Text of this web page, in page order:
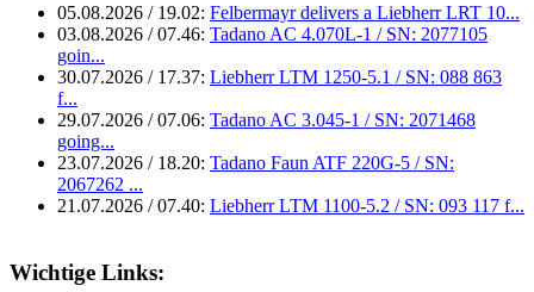
05.08.2026 / 19.02: Felbermayr delivers a Liebherr LRT 10...
03.08.2026 / 07.46: Tadano AC 4.070L-1 / SN: 2077105
goin...
30.07.2026 / 17.37: Liebherr LTM 1250-5.1 / SN: 088 863
f...
29.07.2026 / 07.06: Tadano AC 3.045-1 / SN: 2071468
going...
23.07.2026 / 18.20: Tadano Faun ATF 220G-5 / SN:
2067262 ...
21.07.2026 / 07.40: Liebherr LTM 1100-5.2 / SN: 093 117 f...
Wichtige Links: